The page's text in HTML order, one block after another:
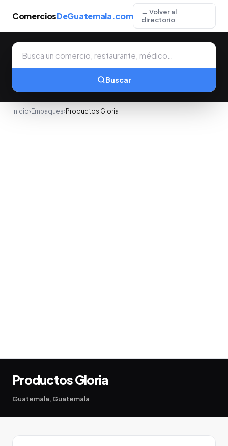
ComerciosDeGuatemala.com
← Volver al
directorio
Buscar
Inicio› Empaques› Productos Gloria
Productos Gloria
Guatemala, Guatemala